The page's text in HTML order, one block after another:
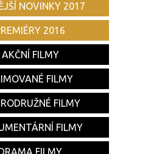
NOVINKY 2017
2016
AKČNÍ FILMY
FILMY
FILMY
FILMY
FILMY